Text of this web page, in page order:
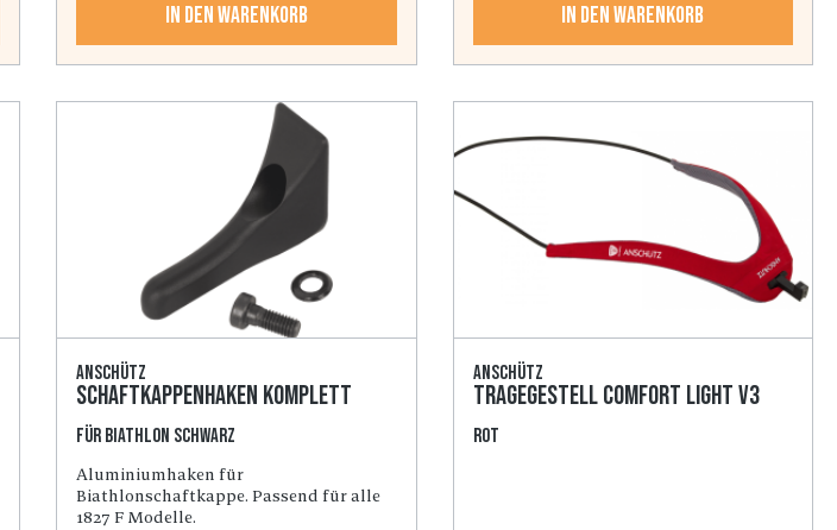
In den Warenkorb In den Warenkorb
Anschütz
Schaftkappenhaken komplett
für Biathlon schwarz
Aluminiumhaken für
Biathlonschaftkappe. Passend für alle
1827 F Modelle.
Anschütz
Tragegestell Comfort light V3
rot